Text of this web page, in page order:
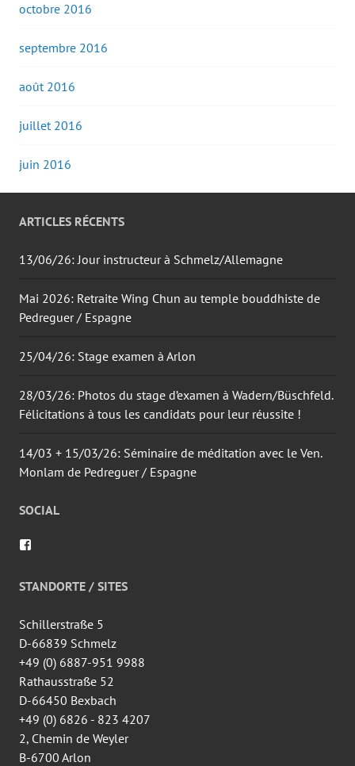
octobre 2016
septembre 2016
août 2016
juillet 2016
juin 2016
ARTICLES RÉCENTS
13/06/26: Jour instructeur à Schmelz/Allemagne
Mai 2026: Retraite Wing Chun au temple bouddhiste de
Pedreguer / Espagne
25/04/26: Stage examen à Arlon
28/03/26: Photos du stage d’examen à Wadern/Büschfeld.
Félicitations à tous les candidats pour leur réussite !
14/03 + 15/03/26: Séminaire de méditation avec le Ven.
Monlam de Pedreguer / Espagne
SOCIAL
de
wingtsun.arlon
Facebook
STANDORTE / SITES
Schillerstraße 5
D-66839 Schmelz
+49 (0) 6887-951 9988
Rathausstraße 52
D-66450 Bexbach
+49 (0) 6826 - 823 4207
2, Chemin de Weyler
B-6700 Arlon